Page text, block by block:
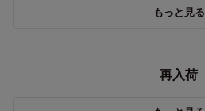
もっと見る
再入荷